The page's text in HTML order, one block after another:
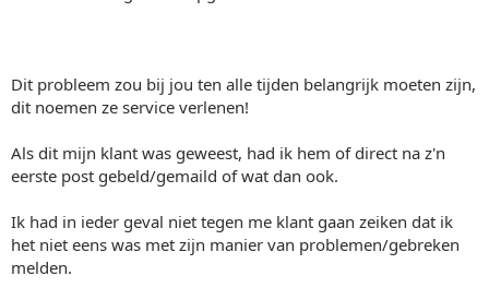
Dit probleem zou bij jou ten alle tijden belangrijk moeten zijn,
dit noemen ze service verlenen!
Als dit mijn klant was geweest, had ik hem of direct na z'n
eerste post gebeld/gemaild of wat dan ook.
Ik had in ieder geval niet tegen me klant gaan zeiken dat ik
het niet eens was met zijn manier van problemen/gebreken
melden.